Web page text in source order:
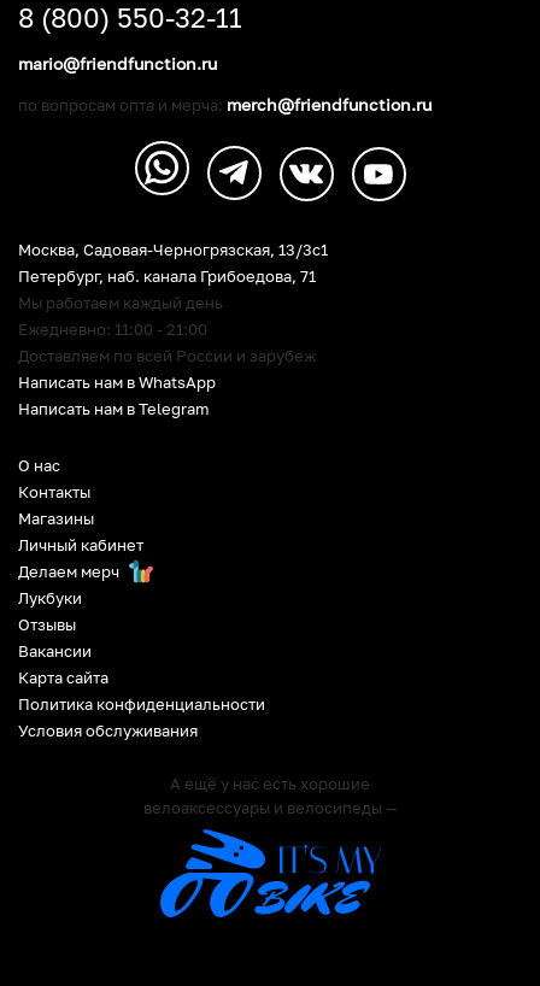
О нас
Контакты
Магазины
Личный кабинет
Делаем мерч
Лукбуки
Отзывы
Вакансии
Карта сайта
Политика конфиденциальности
Условия обслуживания
А ещё у нас есть хорошие
велоаксессуары и велосипеды —
Москва, Садовая-Черногрязская, 13/3c1
Петербург, наб. канала Грибоедова, 71
Мы работаем каждый день
Ежедневно: 11:00 - 21:00
Доставляем по всей России и зарубеж
Написать нам в WhatsApp
Написать нам в Telegram
8 (800) 550-32-11
mario@friendfunction.ru
по вопросам опта и мерча: merch@friendfunction.ru